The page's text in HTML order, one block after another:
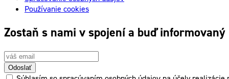
Používanie cookies
Zostaň s nami v spojení a buď informovaný
Odoslať